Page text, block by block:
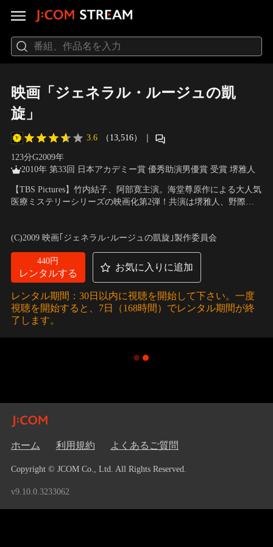
映画「ジェネラル・ルージュの凱
旋」
3.6 （13,516） ｜
123分G2009年
2010年 第33回 日本アカデミー賞 優秀助演男優賞 受賞 堺雅人
【TBS Pictures】竹内結子、阿部寛主演。海堂尊原作による大人気
医療ミステリーシリーズの映画化第2弾！共演は堺雅人、野際陽
／監督：中村義洋
(C)2009 映画｢ジェネラル･ルージュの凱旋｣製作委員会
440円
レンタルする
お気に入りに追加
レンタル期間：30日以内に視聴を開始して下さい。一度
視聴を開始すると、7日（168時間）でレンタル期間が終
了します。
ホーム 利用規約 よくあるご質問
Copyright © JCOM Co., Ltd. All Rights Reserved.
v9.10.0.3233062